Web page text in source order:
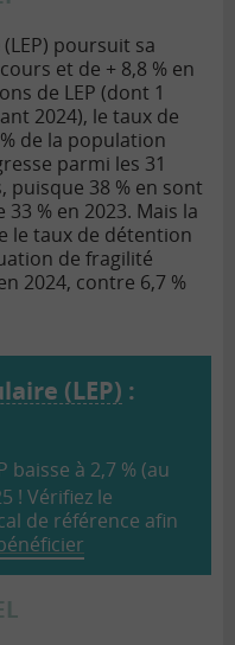
(LEP) poursuit sa
et de + 8,8 % en
de LEP (dont 1
2024), le taux de
de la population
parmi les 31
puisque 38 % en sont
% en 2023. Mais la
le taux de détention
de fragilité
2024, contre 6,7 %
(LEP) :
baisse à 2,7 % (au
! Vérifiez le
de référence afin